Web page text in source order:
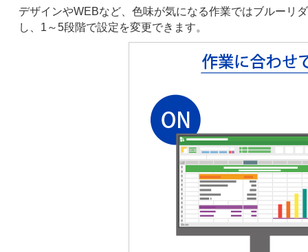
デザインやWEBなど、色味が気になる作業ではブルーリ
し、1～5段階で設定を変更できます。